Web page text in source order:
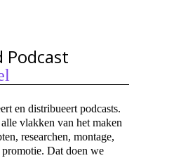
Podcast
en distribueert podcasts.
vlakken van het maken
researchen, montage,
Dat doen we